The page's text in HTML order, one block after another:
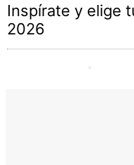
Inspírate y elige
2026